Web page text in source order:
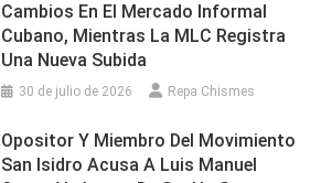
Cambios En El Mercado Informal
Cubano, Mientras La MLC Registra
Una Nueva Subida
30 de julio de 2026 Repa Chismes
Opositor Y Miembro Del Movimiento
San Isidro Acusa A Luis Manuel